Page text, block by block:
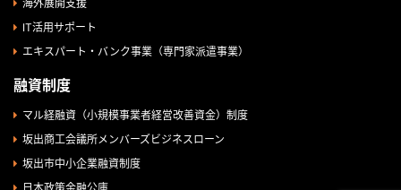
海外展開支援
IT活用サポート
エキスパート・バンク事業（専門家派遣事業）
融資制度
マル経融資（小規模事業者経営改善資金）制度
坂出商工会議所メンバーズビジネスローン
坂出市中小企業融資制度